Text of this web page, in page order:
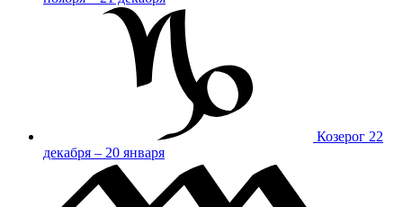
Козерог 22
декабря – 20 января